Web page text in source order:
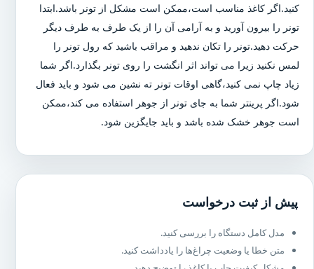
کنید.اگر کاغذ مناسب است،ممکن است مشکل از تونر باشد.ابتدا
تونر را بیرون آورید و به آرامی آن را از یک طرف به طرف دیگر
حرکت دهید.تونر را تکان ندهید و مراقب باشید که رول تونر را
لمس نکنید زیرا می تواند اثر انگشت را روی تونر بگذارد.اگر شما
زیاد چاپ نمی کنید،گاهی اوقات تونر ته نشین می شود و باید فعال
شود.اگر پرینتر شما به جای تونر از جوهر استفاده می کند،ممکن
است جوهر خشک شده باشد و باید جایگزین شود.
پیش از ثبت درخواست
مدل کامل دستگاه را بررسی کنید.
متن خطا یا وضعیت چراغ‌ها را یادداشت کنید.